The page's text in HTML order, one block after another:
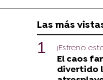
Las más
¡Estreno
El caos
divertido